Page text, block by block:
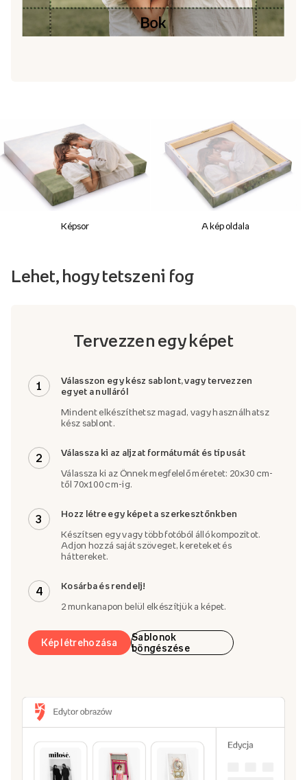
Képsor A kép oldala
Lehet, hogy tetszeni fog
Tervezzen egy képet
1
Válasszon egy kész sablont, vagy tervezzen
egyet a nulláról
Mindent elkészíthetsz magad, vagy használhatsz
kész sablont.
2 Válassza ki az aljzat formátumát és típusát
Válassza ki az Önnek megfelelő méretet: 20x30 cm-
től 70x100 cm-ig.
3 Hozz létre egy képet a szerkesztőnkben
Készítsen egy vagy több fotóból álló kompozitot.
Adjon hozzá saját szöveget, kereteket és
háttereket.
4 Kosárba és rendelj!
2 munkanapon belül elkészítjük a képet.
Kép létrehozása
Sablonok
böngészése